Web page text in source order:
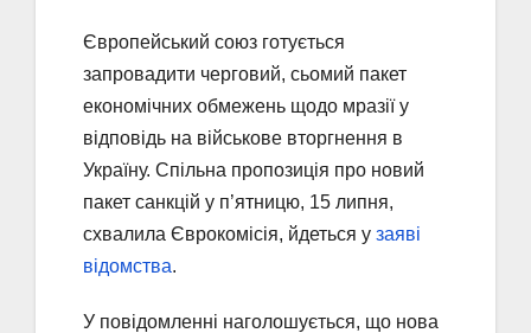
Європейський союз готується
запровадити черговий, сьомий пакет
економічних обмежень щодо мразії у
відповідь на військове вторгнення в
Україну. Спільна пропозиція про новий
пакет санкцій у п’ятницю, 15 липня,
схвалила Єврокомісія, йдеться у заяві
відомства.
У повідомленні наголошується, що нова